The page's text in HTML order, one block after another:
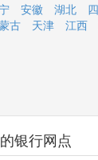
安徽 湖北
古 天津 江西
银行网点